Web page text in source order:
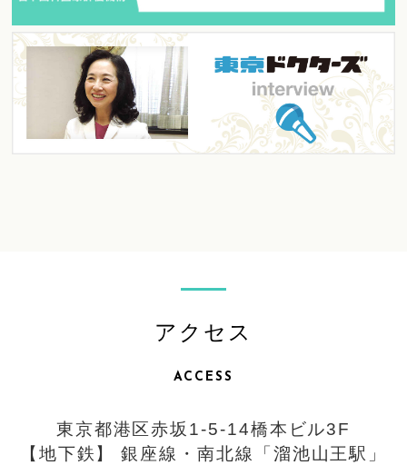
アクセス
ACCESS
東京都港区赤坂1-5-14橋本ビル3F
【地下鉄】 銀座線・南北線「溜池山王駅」